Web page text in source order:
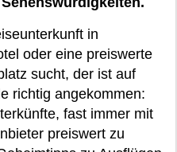
in
oder eine preiswerte
sucht, der ist auf
richtig angekommen:
fast immer mit
preiswert zu